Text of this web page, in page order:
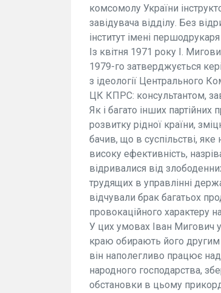
комсомолу України
завідувача відділу. Без
інститут імені
Із квітня 1971 року І.
1979-го затверджується
з ідеології Центрального
ЦК КПРС: консультантом,
Як і багато інших
розвитку рідної країни,
бачив, що в суспільстві,
високу ефективність,
відривалися від
трудящих в управлінні
відчували брак багатьох
провокаційного характеру
У цих умовах Іван Мигович у
краю обирають його другим
він наполегливо працює
народного господарства,
обстановки в цьому